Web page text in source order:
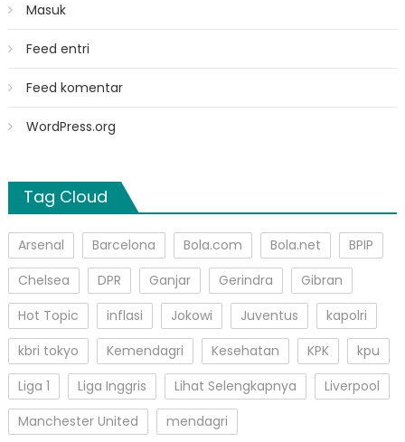
Masuk
Feed entri
Feed komentar
WordPress.org
Tag Cloud
Arsenal Barcelona Bola.com Bola.net
BPIP
Chelsea
DPR Ganjar Gerindra
Gibran
Hot Topic
inflasi Jokowi Juventus
kapolri
kbri tokyo
Kemendagri Kesehatan KPK
kpu
Liga 1
Liga Inggris Lihat Selengkapnya
Liverpool
Manchester United
mendagri